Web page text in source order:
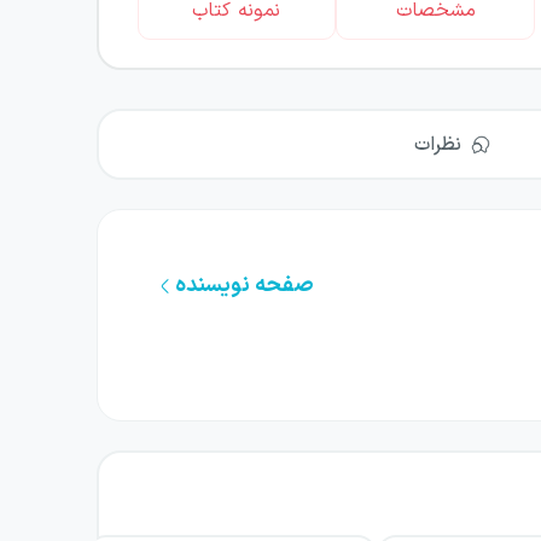
مشخصات نمونه کتاب
نظرات
صفحه نویسنده